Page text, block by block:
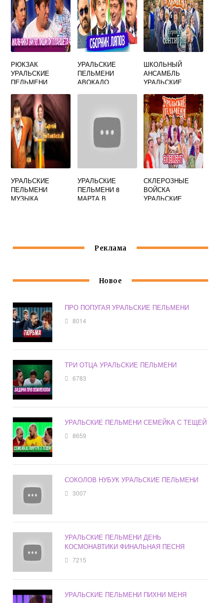
РЮКЗАК
УРАЛЬСКИЕ
ПЕЛЬМЕНИ
УРАЛЬСКИЕ
ПЕЛЬМЕНИ
АВОКАДО
ШКОЛЬНЫЙ
АНСАМБЛЬ
УРАЛЬСКИЕ
УРАЛЬСКИЕ
ПЕЛЬМЕНИ
МУЗЫКА
УРАЛЬСКИЕ
ПЕЛЬМЕНИ 8
МАРТА В
СКЛЕРОЗНЫЕ
ВОЙСКА
УРАЛЬСКИЕ
Реклама
Новое
ПРО ПОПУГАЯ УРАЛЬСКИЕ ПЕЛЬМЕНИ
8014
ТРИ ОТЦА УРАЛЬСКИЕ ПЕЛЬМЕНИ
6783
УРАЛЬСКИЕ ПЕЛЬМЕНИ СЕМЕЙКА С ТЕЩЕЙ
8659
СОКОЛОВ НУБУК УРАЛЬСКИЕ ПЕЛЬМЕНИ
3007
УРАЛЬСКИЕ ПЕЛЬМЕНИ ДЕНЬ
КОСМОНАВТИКИ ФИНАЛЬНАЯ ПЕСНЯ
7215
УРАЛЬСКИЕ ПЕЛЬМЕНИ ПИХНИ МЕНЯ